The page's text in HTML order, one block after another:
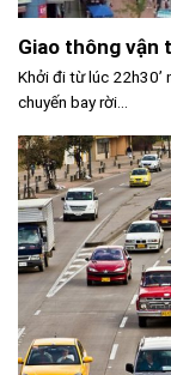
Giao thông vận
Khởi đi từ lúc
chuyến bay rời...